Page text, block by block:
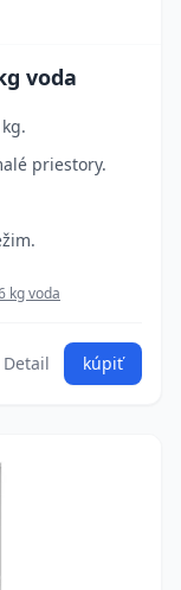
voda
priestory.
kg voda
Detail kúpiť